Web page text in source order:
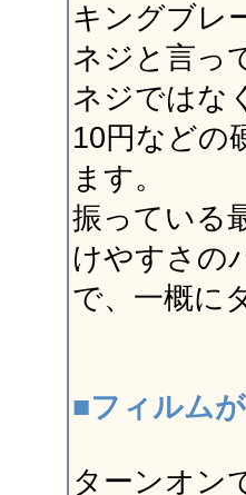
キングブレ
ネジと言っ
ネジではな
10円などの
ます。
振っている
けやすさの
で、一概に
■フィルム
ターンオン